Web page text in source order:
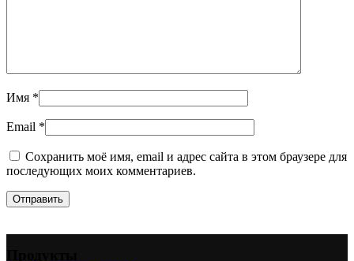
Имя *
Email *
Сохранить моё имя, email и адрес сайта в этом браузере для
последующих моих комментариев.